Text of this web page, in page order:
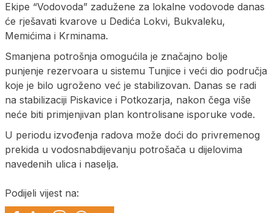
Ekipe “Vodovoda” zadužene za lokalne vodovode danas
će rješavati kvarove u Dedića Lokvi, Bukvaleku,
Memićima i Krminama.
Smanjena potrošnja omogućila je značajno bolje
punjenje rezervoara u sistemu Tunjice i veći dio područja
koje je bilo ugroženo već je stabilizovan. Danas se radi
na stabilizaciji Piskavice i Potkozarja, nakon čega više
neće biti primjenjivan plan kontrolisane isporuke vode.
U periodu izvođenja radova može doći do privremenog
prekida u vodosnabdijevanju potrošača u dijelovima
navedenih ulica i naselja.
Podijeli vijest na: